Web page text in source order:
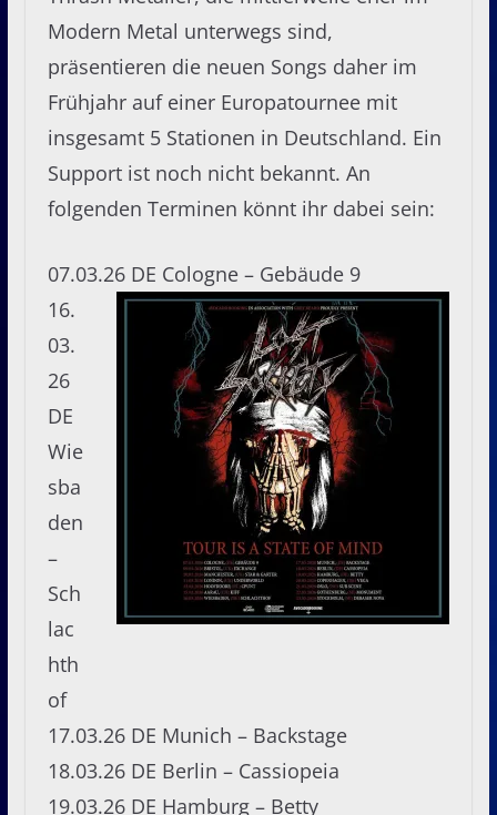
Modern Metal unterwegs sind,
präsentieren die neuen Songs daher im
Frühjahr auf einer Europatournee mit
insgesamt 5 Stationen in Deutschland. Ein
Support ist noch nicht bekannt. An
folgenden Terminen könnt ihr dabei sein:
07.03.26 DE Cologne – Gebäude 9
16.
03.
26
DE
Wie
sba
den
–
Sch
lac
hth
of
17.03.26 DE Munich – Backstage
18.03.26 DE Berlin – Cassiopeia
19.03.26 DE Hamburg – Betty